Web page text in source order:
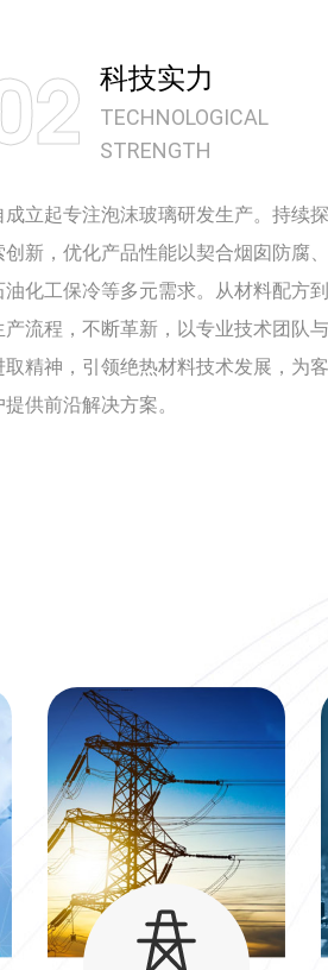
科技实力
TECHNOLOGICAL
STRENGTH
成立起专注泡沫玻璃研发生产。持续探
创新，优化产品性能以契合烟囱防腐、
油化工保冷等多元需求。从材料配方到
产流程，不断革新，以专业技术团队与
取精神，引领绝热材料技术发展，为客
提供前沿解决方案。